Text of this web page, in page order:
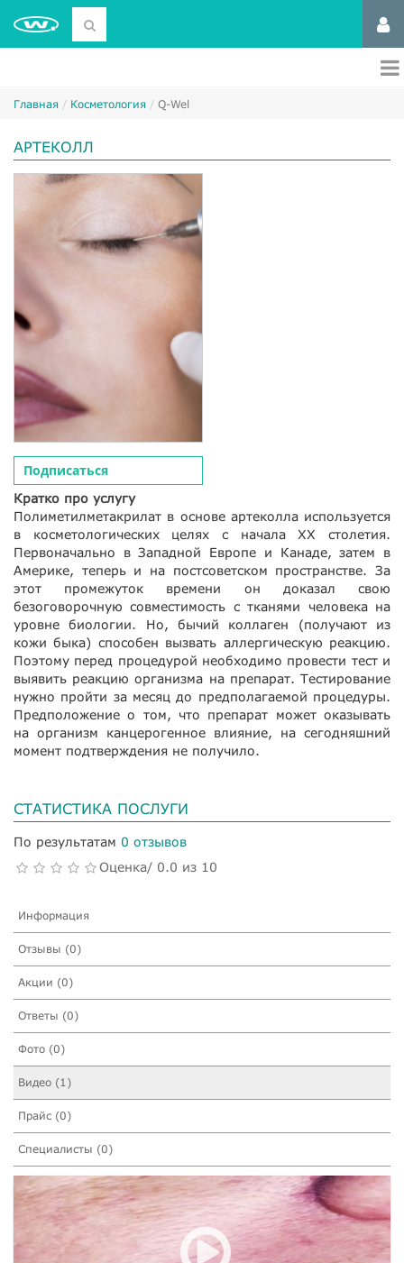
Главная Косметология Q-Wel
АРТЕКОЛЛ
Подписаться
Кратко про услугу
Полиметилметакрилат в основе артеколла используется
в косметологических целях с начала ХХ столетия.
Первоначально в Западной Европе и Канаде, затем в
Америке, теперь и на постсоветском пространстве. За
этот промежуток времени он доказал свою
безоговорочную совместимость с тканями человека на
уровне биологии. Но, бычий коллаген (получают из
кожи быка) способен вызвать аллергическую реакцию.
Поэтому перед процедурой необходимо провести тест и
выявить реакцию организма на препарат. Тестирование
нужно пройти за месяц до предполагаемой процедуры.
Предположение о том, что препарат может оказывать
на организм канцерогенное влияние, на сегодняшний
момент подтверждения не получило.
СТАТИСТИКА ПОСЛУГИ
По результатам 0 отзывов
Оценка/ 0.0 из 10
Информация
Отзывы (0)
Акции (0)
Ответы (0)
Фото (0)
Видео (1)
Прайс (0)
Специалисты (0)